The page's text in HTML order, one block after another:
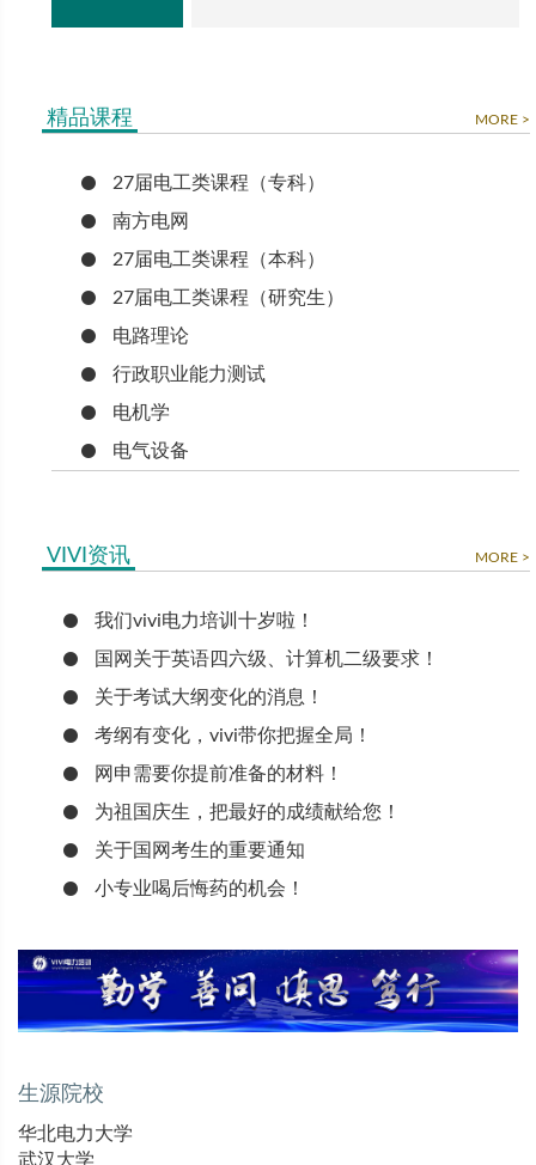
精品课程 MORE >
27届电工类课程（专科）
南方电网
27届电工类课程（本科）
27届电工类课程（研究生）
电路理论
行政职业能力测试
电机学
电气设备
VIVI资讯 MORE >
我们vivi电力培训十岁啦！
国网关于英语四六级、计算机二级要求！
关于考试大纲变化的消息！
考纲有变化，vivi带你把握全局！
网申需要你提前准备的材料！
为祖国庆生，把最好的成绩献给您！
关于国网考生的重要通知
小专业喝后悔药的机会！
生源院校
华北电力大学
武汉大学